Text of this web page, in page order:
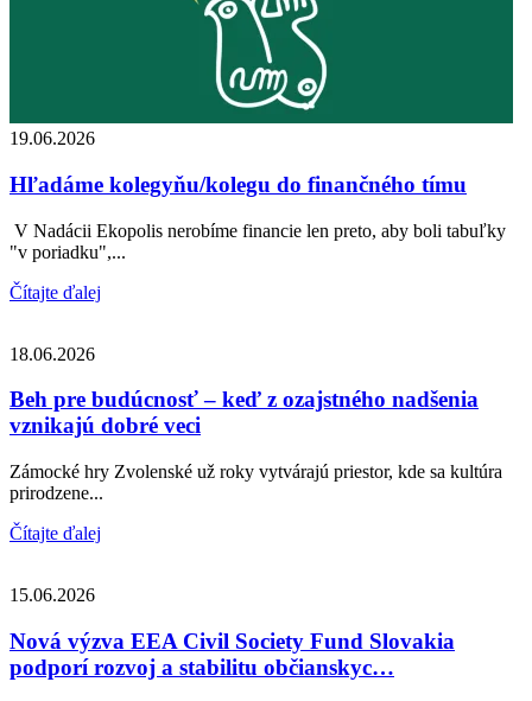
19.06.2026
Hľadáme kolegyňu/kolegu do finančného tímu
V Nadácii Ekopolis nerobíme financie len preto, aby boli tabuľky
"v poriadku",...
Čítajte ďalej
18.06.2026
Beh pre budúcnosť – keď z ozajstného nadšenia
vznikajú dobré veci
Zámocké hry Zvolenské už roky vytvárajú priestor, kde sa kultúra
prirodzene...
Čítajte ďalej
15.06.2026
Nová výzva EEA Civil Society Fund Slovakia
podporí rozvoj a stabilitu občianskyc…